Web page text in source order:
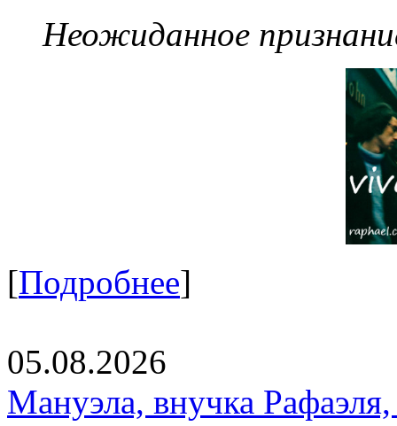
Неожиданное
[Подробнее]
05.08.2026
Мануэла, внучка